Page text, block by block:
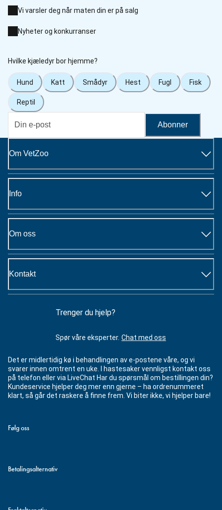
Vi varsler deg når maten din er på salg
Nyheter og konkurranser
Hvilke kjæledyr bor hjemme?
Hund Katt Smådyr Hest Fugl Fisk
Reptil
Abonner
Om VetZoo
Info
Om oss
Kontakt
Trenger du hjelp?
Spør våre eksperter. Chat med oss
Det er midlertidig kø i behandlingen av e-postene våre, og vi
svarer innen omtrent en uke. I hastesaker vennligst kontakt oss
på telefon eller via LiveChat Har du spørsmål om bestillingen din?
Kundeservice hjelper deg mer enn gjerne – ha ordrenummeret
klart, så går det raskere å finne frem. Vi biter ikke, vi hjelper bare!
Følg oss
Betalingsalternativ